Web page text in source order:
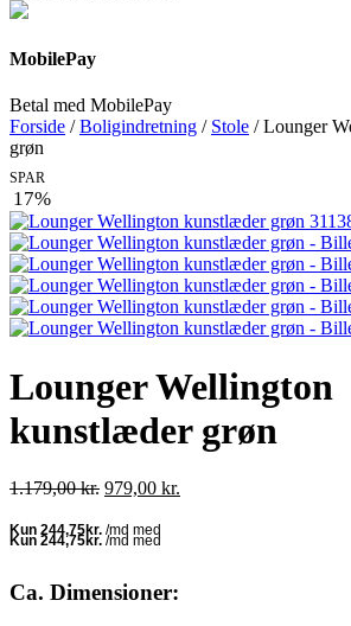
MobilePay
Betal med MobilePay
Forside /Boligindretning / Stole / Lounger
grøn
SPAR
17%
Lounger Wellington
kunstlæder grøn
1.179,00kr. Den
pris
var:
979,00 kr.
Ca. Dimensioner: